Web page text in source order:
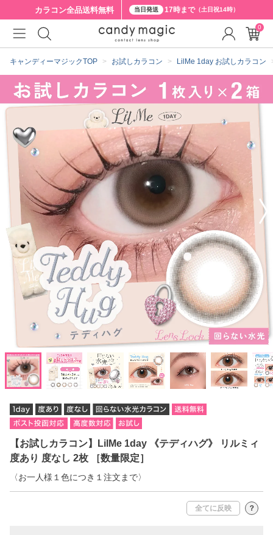
カラコン全品送料無料 当日発送 17時まで（土日祝14時）
キャンディーマジックTOP お試しカラコン LilMe 1day お試しカラコン
【お試しカラコン】LilMe 1day 《テディハグ》 リルミィ
度あり 度なし 2枚 ［数量限定］
〈お一人様１色につき１注文まで〉
全てに反映 ？
0
クーポン詳細